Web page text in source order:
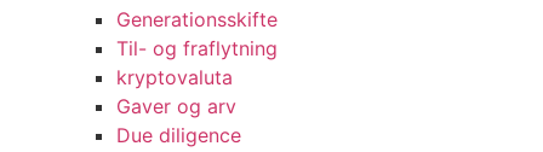
Generationsskifte
Til- og fraflytning
kryptovaluta
Gaver og arv
Due diligence